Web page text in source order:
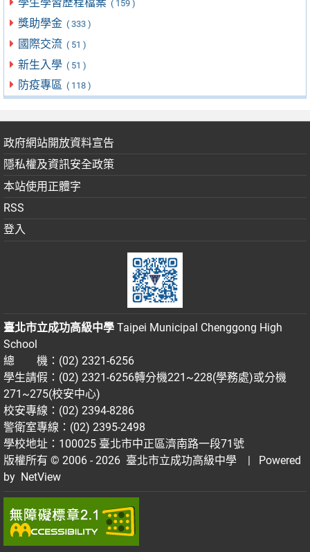
( 159 )
獎助學金 ( 333 )
國際交流 ( 51 )
新生入學 ( 51 )
防疫專區 ( 118 )
政府網站開放資料宣告
隱私權及資訊安全政策
本站使用正體字
RSS
登入
臺北市立成功高級中學 Taipei Municipal Chenggong High
School
總 機：(02) 2321-6256
學生請假：(02) 2321-6256轉分機221~228(學務處)或分機
271~275(校安中心)
校安專線：(02) 2394-8286
警衛室專線：(02) 2395-2498
學校地址：100025 臺北市中正區濟南路一段71號
版權所有 © 2006 - 2026 臺北市立成功高級中學
| Powered
by NetView